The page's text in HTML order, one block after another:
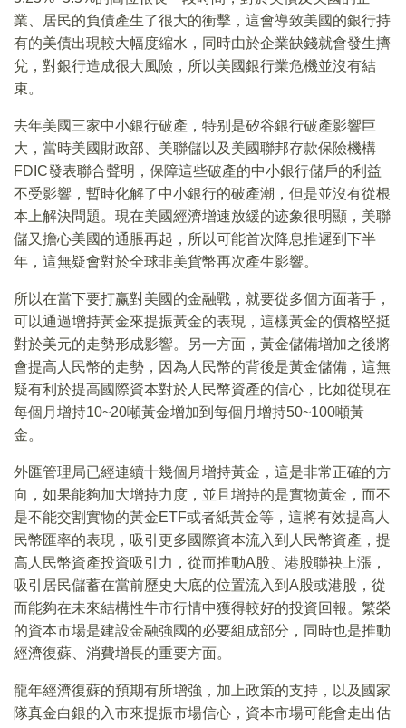
業、居民的負債產生了很大的衝擊，這會導致美國的銀行持
有的美債出現較大幅度縮水，同時由於企業缺錢就會發生擠
兌，對銀行造成很大風險，所以美國銀行業危機並沒有結
束。
去年美國三家中小銀行破產，特别是矽谷銀行破產影響巨
大，當時美國財政部、美聯儲以及美國聯邦存款保險機構
FDIC發表聯合聲明，保障這些破產的中小銀行儲戶的利益
不受影響，暫時化解了中小銀行的破產潮，但是並沒有從根
本上解決問題。現在美國經濟增速放緩的迹象很明顯，美聯
儲又擔心美國的通脹再起，所以可能首次降息推遲到下半
年，這無疑會對於全球非美貨幣再次產生影響。
所以在當下要打赢對美國的金融戰，就要從多個方面著手，
可以通過增持黃金來提振黃金的表現，這樣黃金的價格堅挺
對於美元的走勢形成影響。另一方面，黃金儲備增加之後將
會提高人民幣的走勢，因為人民幣的背後是黃金儲備，這無
疑有利於提高國際資本對於人民幣資產的信心，比如從現在
每個月增持10~20噸黃金增加到每個月增持50~100噸黃
金。
外匯管理局已經連續十幾個月增持黃金，這是非常正確的方
向，如果能夠加大增持力度，並且增持的是實物黃金，而不
是不能交割實物的黃金ETF或者紙黃金等，這將有效提高人
民幣匯率的表現，吸引更多國際資本流入到人民幣資產，提
高人民幣資產投資吸引力，從而推動A股、港股聯袂上漲，
吸引居民儲蓄在當前歷史大底的位置流入到A股或港股，從
而能夠在未來結構性牛市行情中獲得較好的投資回報。繁榮
的資本市場是建設金融強國的必要組成部分，同時也是推動
經濟復蘇、消費增長的重要方面。
龍年經濟復蘇的預期有所增強，加上政策的支持，以及國家
隊真金白銀的入市來提振市場信心，資本市場可能會走出估